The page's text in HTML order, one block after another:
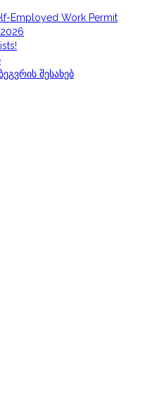
Employed Work Permit
შესახებ